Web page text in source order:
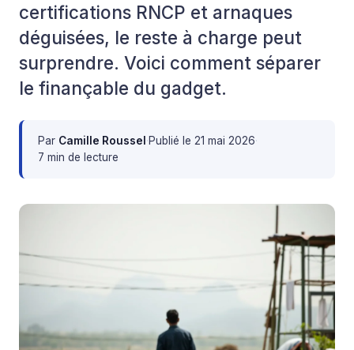
certifications RNCP et arnaques
déguisées, le reste à charge peut
surprendre. Voici comment séparer
le finançable du gadget.
Par Camille Roussel·Publié le 21 mai 2026·
7 min de lecture